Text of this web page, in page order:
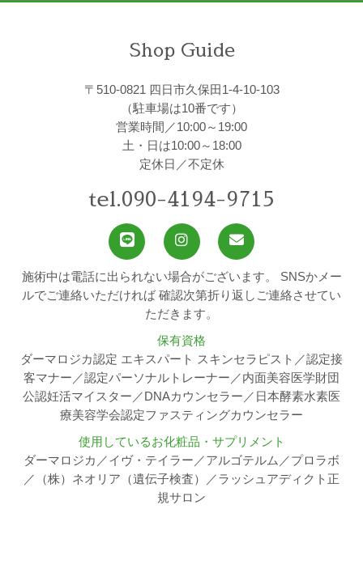
Shop Guide
〒510-0821 四日市久保田1-4-10-103
（駐車場は10番です）
営業時間／10:00～19:00
土・日は10:00～18:00
定休日／不定休
tel.090-4194-9715
施術中は電話に出られない場合がございます。
SNSかメー
ルでご連絡いただければ 確認次第折り返しご連絡させてい
ただきます。
保有資格
ダーマロジカ認定 エキスパート スキンセラピスト／認定接
客マナー／認定パーソナルトレーナー／内面美容医学財団
公認妊活マイスター／DNAカウンセラー／日本酵素水素医
療美容学会認定ファスティングカウンセラー
使用しているお化粧品・サプリメント
ダーマロジカ／イヴ・テイラー／アルゴテルム／プロラボ
／（株）ネオリア（遺伝子検査）／ラッシュアディクト正
規サロン